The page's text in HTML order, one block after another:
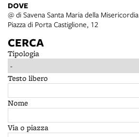
DOVE
@ di Savena Santa Maria della Misericordia
Piazza di Porta Castiglione, 12
CERCA
Tipologia
Testo libero
Nome
Via o piazza